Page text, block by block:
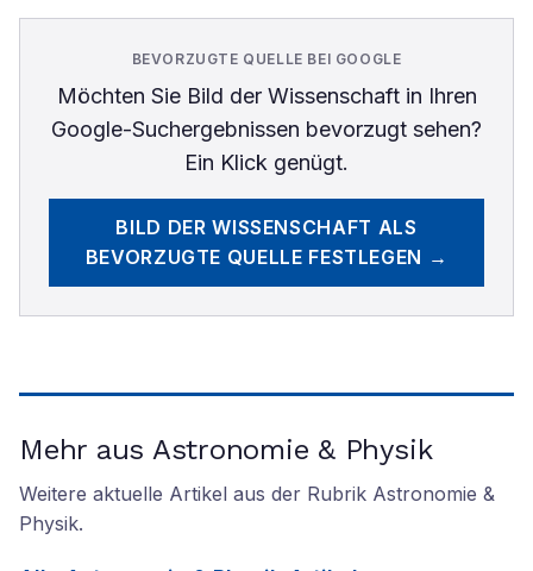
BEVORZUGTE QUELLE BEI GOOGLE
Möchten Sie Bild der Wissenschaftin Ihren
Google-Suchergebnissen bevorzugt sehen?
Ein Klick genügt.
BILD DER WISSENSCHAFT ALS
BEVORZUGTE QUELLE FESTLEGEN →
Mehr aus Astronomie & Physik
Weitere aktuelle Artikel aus der Rubrik Astronomie &
Physik.